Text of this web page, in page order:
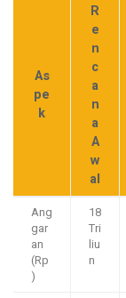
As
pe
k
R
e
n
c
a
n
a
A
w
al
Ang
gar
an
(Rp
)
18
Tri
liu
n